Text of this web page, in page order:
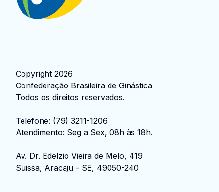
Copyright 2026
Confederação Brasileira de Ginástica.
Todos os direitos reservados.
Telefone: (79) 3211-1206
Atendimento: Seg a Sex, 08h às 18h.
Av. Dr. Edelzio Vieira de Melo, 419
Suissa, Aracaju - SE, 49050-240